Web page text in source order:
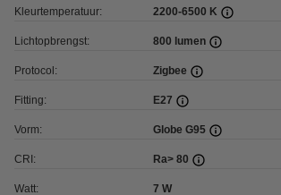
Kleurtemperatuur: 2200-6500 K
Lichtopbrengst: 800 lumen
Protocol: Zigbee
Fitting: E27
Vorm: Globe G95
CRI: Ra> 80
Watt: 7 W